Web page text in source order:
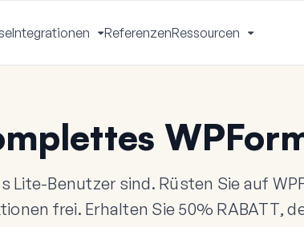
Integrationen
Menü
umschalten
ReferenzenRessourcen
Lite-Benutzer sind. Rüsten Sie auf
frei. Erhalten Sie 50% RABATT,